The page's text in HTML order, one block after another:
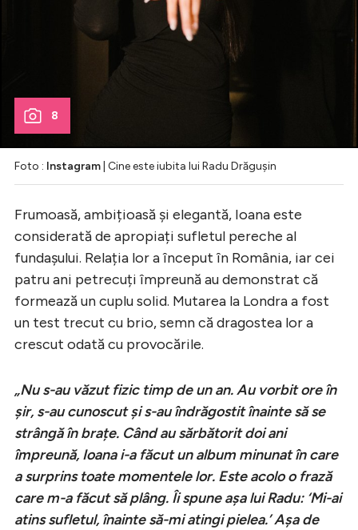
8
Foto : Instagram | Cine este iubita lui Radu Drăgușin
Frumoasă, ambițioasă și elegantă, Ioana este
considerată de apropiați sufletul pereche al
fundașului. Relația lor a început în România, iar cei
patru ani petrecuți împreună au demonstrat că
formează un cuplu solid. Mutarea la Londra a fost
un test trecut cu brio, semn că dragostea lor a
crescut odată cu provocările.
„Nu s-au văzut fizic timp de un an. Au vorbit ore în
șir, s-au cunoscut și s-au îndrăgostit înainte să se
strângă în brațe. Când au sărbătorit doi ani
împreună, Ioana i-a făcut un album minunat în care
a surprins toate momentele lor. Este acolo o frază
care m-a făcut să plâng. Îi spune așa lui Radu: ‘Mi-ai
atins sufletul, înainte să-mi atingi pielea.’ Așa de